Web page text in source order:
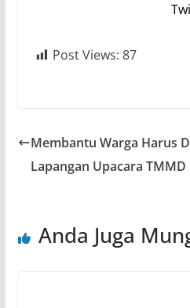
Post Views: 87
Membantu Warga Harus
Lapangan Upacara
Anda Juga